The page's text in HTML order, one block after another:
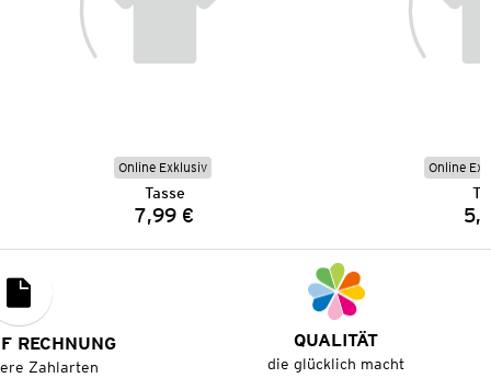
Online Exklusiv
Tasse
Preis:
7,99 €
Online
RECHNUNG
Zahlarten
QUALITÄT
die glücklich macht